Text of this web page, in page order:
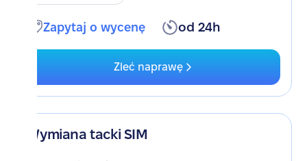
Zapytaj o wycenę od 24h
Zleć naprawę
Wymiana tacki SIM